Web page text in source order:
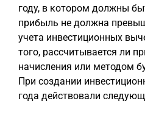
году, в котором должны
прибыль не должна
учета инвестиционных
того, рассчитывается ли
начисления или методом
При создании
года действовали